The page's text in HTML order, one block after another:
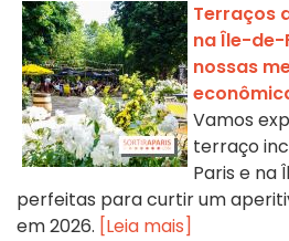
Terraços
na Île-de-
nossas
Vamos
terraço
Paris e na
perfeitas para curtir um
em 2026. [Leia mais]